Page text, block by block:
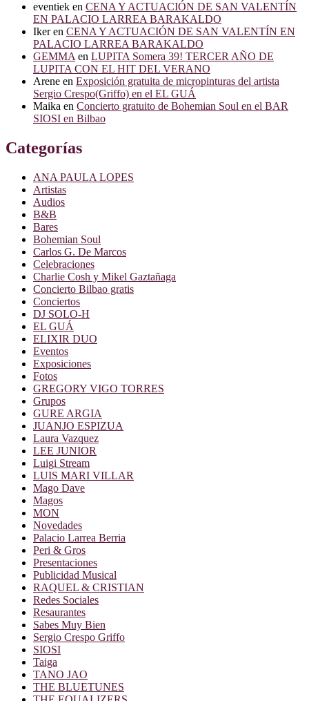
eventiek en CENA Y ACTUACIÓN DE SAN VALENTÍN
EN PALACIO LARREA BARAKALDO
Ikeren CENA Y ACTUACIÓN DE SAN VALENTÍN EN
PALACIO LARREA BARAKALDO
GEMMA en LUPITA Somera 39! TERCER AÑO DE
LUPITA CON EL HIT DEL VERANO
Arene en Exposición gratuita de micropinturas del artista
Sergio Crespo(Griffo) en el EL GUÁ
Maika en Concierto gratuito de Bohemian Soul en el BAR
SIOSI en Bilbao
Categorías
ANA PAULA LOPES
Artistas
Audios
B&B
Bares
Bohemian Soul
Carlos G. De Marcos
Celebraciones
Charlie Cosh y Mikel Gaztañaga
Concierto Bilbao gratis
Conciertos
DJ SOLO-H
EL GUÁ
ELIXIR DUO
Eventos
Exposiciones
Fotos
GREGORY VIGO TORRES
Grupos
GURE ARGIA
JUANJO ESPIZUA
Laura Vazquez
LEE JUNIOR
Luigi Stream
LUIS MARI VILLAR
Mago Dave
Magos
MON
Novedades
Palacio Larrea Berria
Peri & Gros
Presentaciones
Publicidad Musical
RAQUEL & CRISTIAN
Redes Sociales
Resaurantes
Sabes Muy Bien
Sergio Crespo Griffo
SIOSI
Taiga
TANO JAO
THE BLUETUNES